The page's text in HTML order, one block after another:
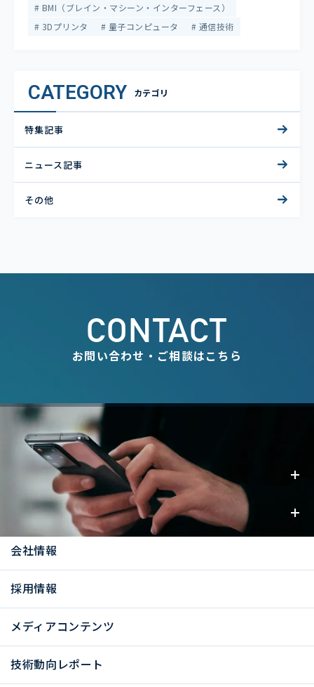
BMI（ブレイン・マシーン・インターフェース）
3Dプリンタ
量子コンピュータ 通信技術
CATEGORY カテゴリ
特集記事
ニュース記事
その他
CONTACT
お問い合わせ・ご相談はこちら
事業内容
お知らせ
会社情報
採用情報
メディアコンテンツ
技術動向レポート